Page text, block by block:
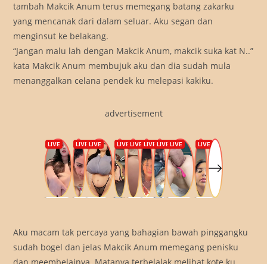
tambah Makcik Anum terus memegang batang zakarku
yang mencanak dari dalam seluar. Aku segan dan
menginsut ke belakang.
“Jangan malu lah dengan Makcik Anum, makcik suka kat N..”
kata Makcik Anum membujuk aku dan dia sudah mula
menanggalkan celana pendek ku melepasi kakiku.
advertisement
Aku macam tak percaya yang bahagian bawah pinggangku
sudah bogel dan jelas Makcik Anum memegang penisku